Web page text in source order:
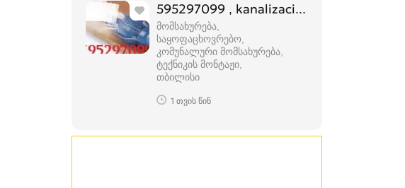
595297099 , kanalizaciis gawmenda
მომსახურება,
საყოფაცხოვრებო,
კომუნალური მომსახურება,
ტექნიკის მონტაჟი
თბილისი
1 თვის წინ